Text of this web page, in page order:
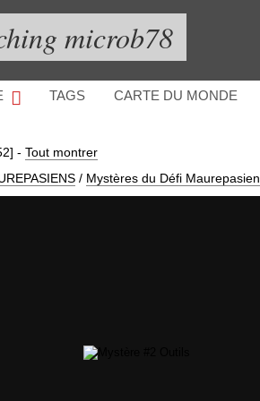
microb78
TAGS CARTE DU MONDE
- Tout montrer
/ Mystères du Défi Maurepasien